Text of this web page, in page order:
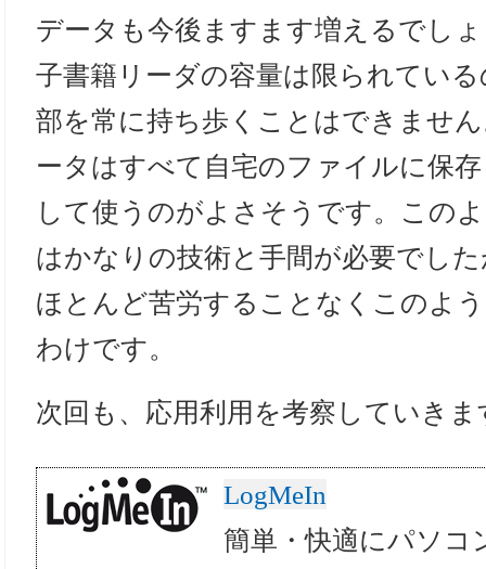
データも今後ますます増えるでし
子書籍リーダの容量は限られてい
部を常に持ち歩くことはできませ
ータはすべて自宅のファイルに保
して使うのがよさそうです。この
はかなりの技術と手間が必要でし
ほとんど苦労することなくこのよ
わけです。
次回も、応用利用を考察していきま
LogMeIn
簡単・快適にパソコ